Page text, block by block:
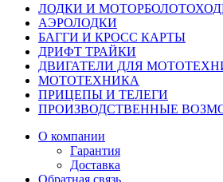
ЛОДКИ И
АЭРОЛОДКИ
БАГГИ И КРОСС КАРТЫ
ДРИФТ ТРАЙКИ
ДВИГАТЕЛИ ДЛЯ
МОТОТЕХНИКА
ПРИЦЕПЫ И ТЕЛЕГИ
ПРОИЗВОДСТВЕННЫЕ
О компании
Гарантия
Доставка
Обратная связь